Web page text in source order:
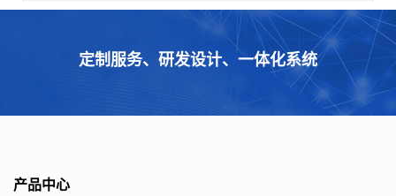
定制服务、研发设计、一体化系统
产品中心